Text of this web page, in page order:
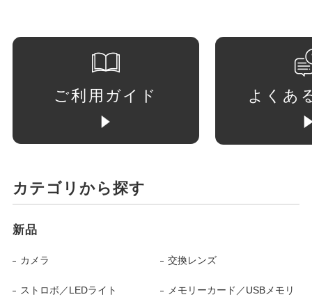
ご利用ガイド よくあ
カテゴリから探す
新品
カメラ 交換レンズ
ストロボ／LEDライト メモリーカード／USBメモリ